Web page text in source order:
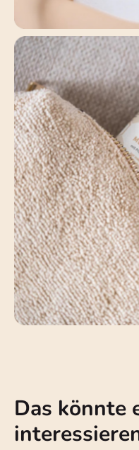
Das könnte